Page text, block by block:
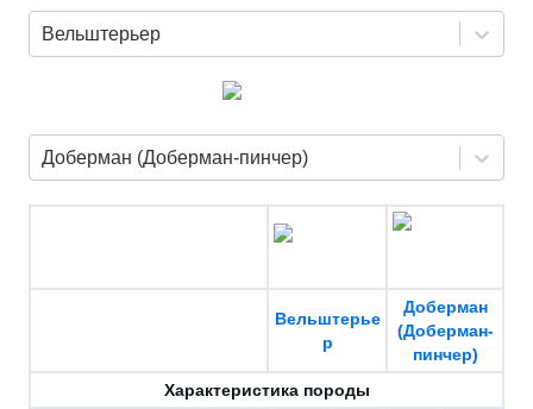
Вельштерьер
Доберман (Доберман-пинчер)
Вельштерье
р
Доберман
(Доберман-
пинчер)
Характеристика породы